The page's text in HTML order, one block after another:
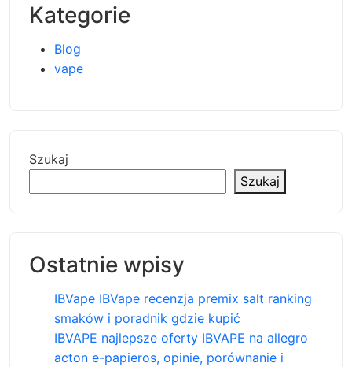
Kategorie
Blog
vape
Szukaj
Szukaj
Ostatnie wpisy
IBVape IBVape recenzja premix salt ranking
smaków i poradnik gdzie kupić
IBVAPE najlepsze oferty IBVAPE na allegro
acton e-papieros, opinie, porównanie i